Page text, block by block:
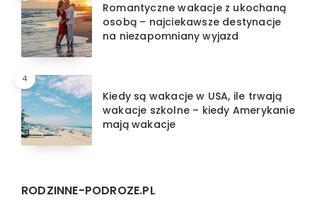
Romantyczne wakacje z ukochaną
osobą – najciekawsze destynacje
na niezapomniany wyjazd
4
Kiedy są wakacje w USA, ile trwają
wakacje szkolne – kiedy Amerykanie
mają wakacje
RODZINNE-PODROZE.PL